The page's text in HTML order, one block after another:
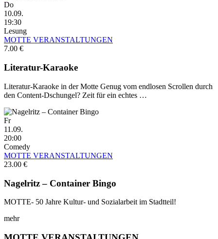
Do
10.09.
19:30
Lesung
MOTTE VERANSTALTUNGEN
7.00 €
Literatur-Karaoke
Literatur-Karaoke in der Motte Genug vom endlosen Scrollen durch
den Content-Dschungel? Zeit für ein echtes …
Fr
11.09.
20:00
Comedy
MOTTE VERANSTALTUNGEN
23.00 €
Nagelritz – Container Bingo
MOTTE- 50 Jahre Kultur- und Sozialarbeit im Stadtteil!
mehr